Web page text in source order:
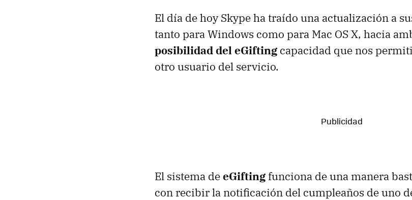
El día de hoy Skype ha traído una actualización a
tanto para Windows como para Mac OS X, hacia
posibilidad del eGifting capacidad que nos
otro usuario del servicio.
El sistema deeGifting funciona de una manera
con recibir la notificación del cumpleaños de uno